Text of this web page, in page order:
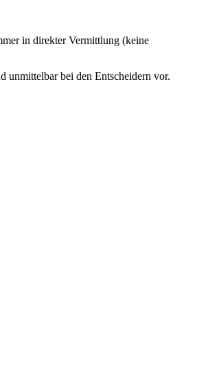
in direkter Vermittlung (keine
unmittelbar bei den Entscheidern vor.